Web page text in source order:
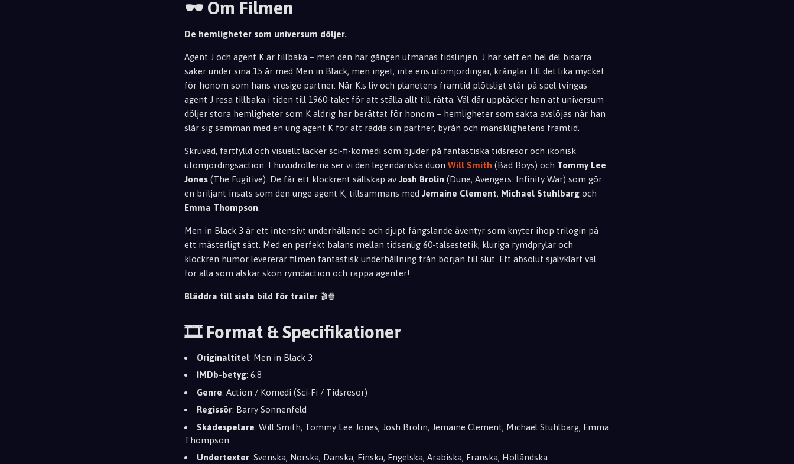
🕶 Om Filmen
De hemligheter som universum döljer.
Agent J och agent K är tillbaka – men den här gången utmanas tidslinjen. J har sett en hel del bisarra
saker under sina 15 år med Men in Black, men inget, inte ens utomjordingar, krånglar till det lika mycket
för honom som hans vresige partner. När K:s liv och planetens framtid plötsligt står på spel tvingas
agent J resa tillbaka i tiden till 1960-talet för att ställa allt till rätta. Väl där upptäcker han att universum
döljer stora hemligheter som K aldrig har berättat för honom – hemligheter som sakta avslöjas när han
slår sig samman med en ung agent K för att rädda sin partner, byrån och mänsklighetens framtid.
Skruvad, fartfylld och visuellt läcker sci-fi-komedi som bjuder på fantastiska tidsresor och ikonisk
utomjordingsaction. I huvudrollerna ser vi den legendariska duon Will Smith (Bad Boys) och Tommy Lee
Jones (The Fugitive). De får ett klockrent sällskap av Josh Brolin (Dune, Avengers: Infinity War) som gör
en briljant insats som den unge agent K, tillsammans med Jemaine Clement, Michael Stuhlbarg och
Emma Thompson
Men in Black 3 är ett intensivt underhållande och djupt fängslande äventyr som knyter ihop trilogin på
ett mästerligt sätt. Med en perfekt balans mellan tidsenlig 60-talsestetik, kluriga rymdprylar och
klockren humor levererar filmen fantastisk underhållning från början till slut. Ett absolut självklart val
för alla som älskar skön rymdaction och rappa agenter!
Bläddra till sista bild för trailer 🎬🍿
🎞️ Format & Specifikationer
Originaltitel: Men in Black 3
IMDb-betyg: 6.8
Genre: Action / Komedi (Sci-Fi / Tidsresor)
Regissör: Barry Sonnenfeld
Skådespelare: Will Smith, Tommy Lee Jones, Josh Brolin, Jemaine Clement, Michael Stuhlbarg, Emma
Thompson
Undertexter: Svenska, Norska, Danska, Finska, Engelska, Arabiska, Franska, Holländska